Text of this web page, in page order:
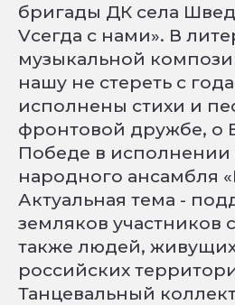
бригады ДК села
Vсегда с нами». В
музыкальной
нашу не стереть с
исполнены стихи и
фронтовой дружбе, о
Победе в исполнении
народного ансамбля
Актуальная тема -
земляков участников
также людей,
российских
Танцевальный